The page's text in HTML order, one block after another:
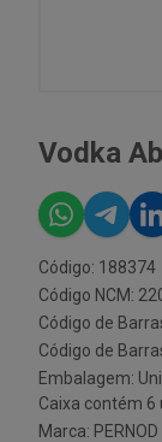
Vodka
Código: 188374
Código NCM:
Código de
Código de
Embalagem:
Caixa contém 6
Marca: